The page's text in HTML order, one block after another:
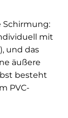
Schirmung:
mit
und das
äußere
besteht
PVC-